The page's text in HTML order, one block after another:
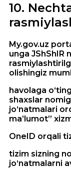
10.
My.gov.uz
unga JShShIR
olishingiz
havolaga
shaxslar
jo‘natmalari
ma’lumot”
OneID orqali
tizim sizning
jo‘natmalarni